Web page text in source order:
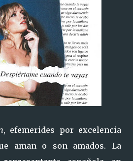
, efemerides por excelencia
aman o son amados. La